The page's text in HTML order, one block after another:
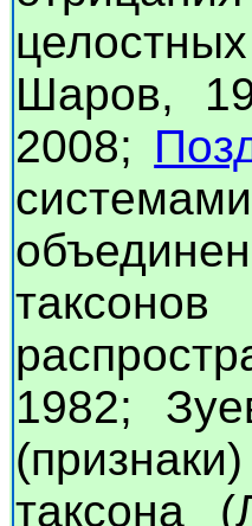
Шаров,
2008;
1982;
таксона